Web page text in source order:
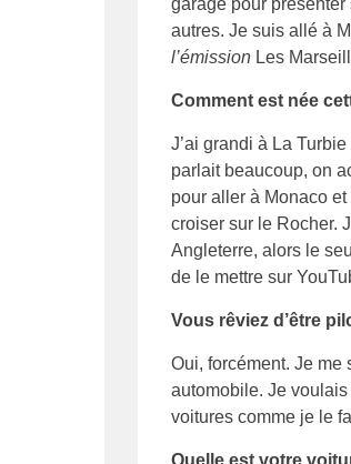
autres. Je suis allé à
l’émission Les
Comment est née
J’ai grandi à La
parlait beaucoup, on
pour aller à Monaco
croiser sur le Rocher.
Angleterre, alors le
de le mettre sur
Vous rêviez d’être
Oui, forcément. Je me
automobile. Je
voitures comme je le
Quelle est votre